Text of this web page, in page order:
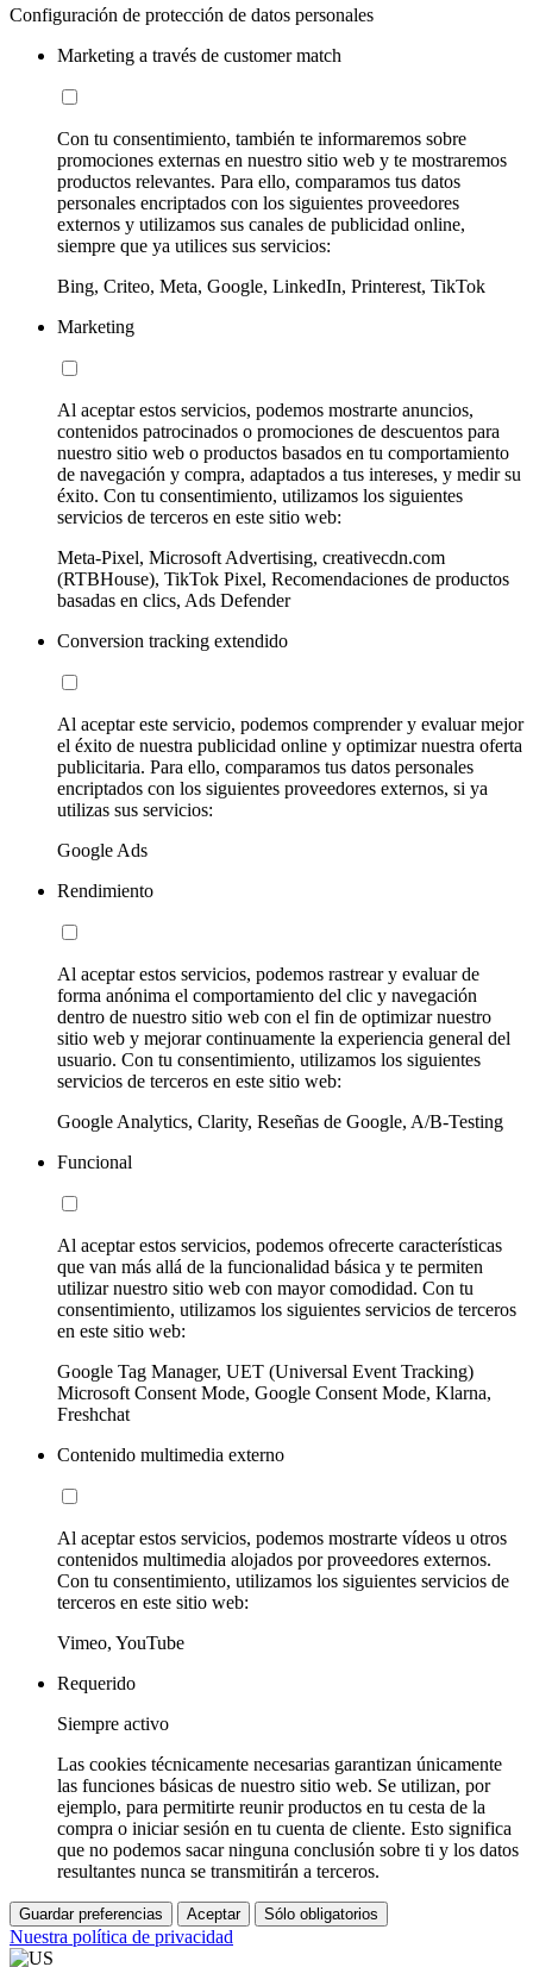
Configuración de protección de datos personales
Marketing a través de customer match
Con tu consentimiento, también te informaremos sobre
promociones externas en nuestro sitio web y te mostraremos
productos relevantes. Para ello, comparamos tus datos
personales encriptados con los siguientes proveedores
externos y utilizamos sus canales de publicidad online,
siempre que ya utilices sus servicios:
Bing, Criteo, Meta, Google, LinkedIn, Printerest, TikTok
Marketing
Al aceptar estos servicios, podemos mostrarte anuncios,
contenidos patrocinados o promociones de descuentos para
nuestro sitio web o productos basados en tu comportamiento
de navegación y compra, adaptados a tus intereses, y medir su
éxito. Con tu consentimiento, utilizamos los siguientes
servicios de terceros en este sitio web:
Meta-Pixel, Microsoft Advertising, creativecdn.com
(RTBHouse), TikTok Pixel, Recomendaciones de productos
basadas en clics, Ads Defender
Conversion tracking extendido
Al aceptar este servicio, podemos comprender y evaluar mejor
el éxito de nuestra publicidad online y optimizar nuestra oferta
publicitaria. Para ello, comparamos tus datos personales
encriptados con los siguientes proveedores externos, si ya
utilizas sus servicios:
Google Ads
Rendimiento
Al aceptar estos servicios, podemos rastrear y evaluar de
forma anónima el comportamiento del clic y navegación
dentro de nuestro sitio web con el fin de optimizar nuestro
sitio web y mejorar continuamente la experiencia general del
usuario. Con tu consentimiento, utilizamos los siguientes
servicios de terceros en este sitio web:
Google Analytics, Clarity, Reseñas de Google, A/B-Testing
Funcional
Al aceptar estos servicios, podemos ofrecerte características
que van más allá de la funcionalidad básica y te permiten
utilizar nuestro sitio web con mayor comodidad. Con tu
consentimiento, utilizamos los siguientes servicios de terceros
en este sitio web:
Google Tag Manager, UET (Universal Event Tracking)
Microsoft Consent Mode, Google Consent Mode, Klarna,
Freshchat
Contenido multimedia externo
Al aceptar estos servicios, podemos mostrarte vídeos u otros
contenidos multimedia alojados por proveedores externos.
Con tu consentimiento, utilizamos los siguientes servicios de
terceros en este sitio web:
Vimeo, YouTube
Requerido
Siempre activo
Las cookies técnicamente necesarias garantizan únicamente
las funciones básicas de nuestro sitio web. Se utilizan, por
ejemplo, para permitirte reunir productos en tu cesta de la
compra o iniciar sesión en tu cuenta de cliente. Esto significa
que no podemos sacar ninguna conclusión sobre ti y los datos
resultantes nunca se transmitirán a terceros.
Guardar preferencias Aceptar Sólo obligatorios
Nuestra política de privacidad